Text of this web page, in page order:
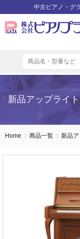
中古ピアノ・グ
新品アップライ
Home 商品一覧 新品